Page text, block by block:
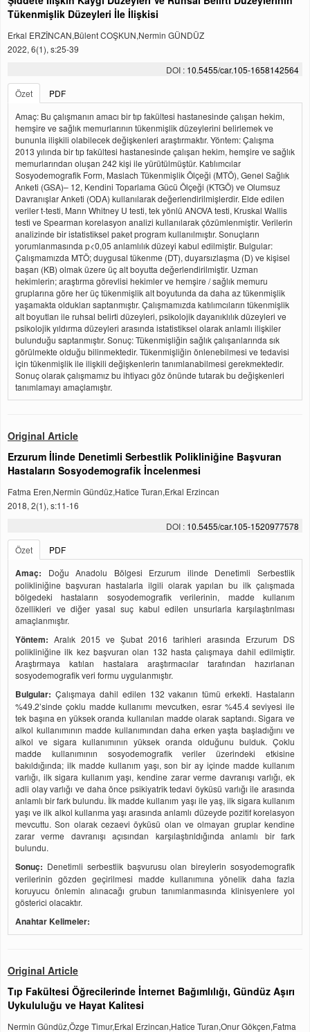
Tükenmişlik Düzeyleri İle İlişkisi
Erkal ERZİNCAN,Bülent COŞKUN,Nermin GÜNDÜZ
2022, 6(1), s:25-39
DOI : 10.5455/car.105-1658142564
Özet
PDF
Amaç: Bu çalışmanın amacı bir tıp fakültesi hastanesinde çalışan hekim,
hemşire ve sağlık memurlarının tükenmişlik düzeylerini belirlemek ve
bununla ilişkili olabilecek değişkenleri araştırmaktır. Yöntem: Çalışma
2013 yılında bir tıp fakültesi hastanesinde çalışan hekim, hemşire ve sağlık
memurlarından oluşan 242 kişi ile yürütülmüştür. Katılımcılar
Sosyodemografik Form, Maslach Tükenmişlik Ölçeği (MTÖ), Genel Sağlık
Anketi (GSA)– 12, Kendini Toparlama Gücü Ölçeği (KTGÖ) ve Olumsuz
Davranışlar Anketi (ODA) kullanılarak değerlendirilmişlerdir. Elde edilen
veriler t-testi, Mann Whitney U testi, tek yönlü ANOVA testi, Kruskal Wallis
testi ve Spearman korelasyon analizi kullanılarak çözümlenmiştir. Verilerin
analizinde bir istatistiksel paket program kullanılmıştır. Sonuçların
yorumlanmasında p<0,05 anlamlılık düzeyi kabul edilmiştir. Bulgular:
Çalışmamızda MTÖ; duygusal tükenme (DT), duyarsızlaşma (D) ve kişisel
başarı (KB) olmak üzere üç alt boyutta değerlendirilmiştir. Uzman
hekimlerin; araştırma görevlisi hekimler ve hemşire / sağlık memuru
gruplarına göre her üç tükenmişlik alt boyutunda da daha az tükenmişlik
yaşamakta oldukları saptanmıştır. Çalışmamızda katılımcıların tükenmişlik
alt boyutları ile ruhsal belirti düzeyleri, psikolojik dayanıklılık düzeyleri ve
psikolojik yıldırma düzeyleri arasında istatistiksel olarak anlamlı ilişkiler
bulunduğu saptanmıştır. Sonuç: Tükenmişliğin sağlık çalışanlarında sık
görülmekte olduğu bilinmektedir. Tükenmişliğin önlenebilmesi ve tedavisi
için tükenmişlik ile ilişkili değişkenlerin tanımlanabilmesi gerekmektedir.
Sonuç olarak çalışmamız bu ihtiyacı göz önünde tutarak bu değişkenleri
tanımlamayı amaçlamıştır.
Original Article
Erzurum İlinde Denetimli Serbestlik Polikliniğine Başvuran
Hastaların Sosyodemografik İncelenmesi
Fatma Eren,Nermin Gündüz,Hatice Turan,Erkal Erzincan
2018, 2(1), s:11-16
DOI : 10.5455/car.105-1520977578
Özet
PDF
Amaç:
Doğu Anadolu Bölgesi Erzurum ilinde Denetimli Serbestlik
polikliniğine başvuran hastalarla ilgili olarak yapılan bu ilk çalışmada
bölgedeki hastaların sosyodemografik verilerinin, madde kullanım
özellikleri ve diğer yasal suç kabul edilen unsurlarla karşılaştırılması
amaçlanmıştır.
Yöntem: Aralık 2015 ve Şubat 2016 tarihleri arasında Erzurum DS
polikliniğine ilk kez başvuran olan 132 hasta çalışmaya dahil edilmiştir.
Araştırmaya katılan hastalara araştırmacılar tarafından hazırlanan
sosyodemografik veri formu uygulanmıştır.
Bulgular: Çalışmaya dahil edilen 132 vakanın tümü erkekti. Hastaların
%49.2’sinde çoklu madde kullanımı mevcutken, esrar %45.4 seviyesi ile
tek başına en yüksek oranda kullanılan madde olarak saptandı. Sigara ve
alkol kullanımının madde kullanımından daha erken yaşta başladığını ve
alkol ve sigara kullanımının yüksek oranda olduğunu bulduk. Çoklu
madde kullanımının sosyodemografik veriler üzerindeki etkisine
bakıldığında; ilk madde kullanım yaşı, son bir ay içinde madde kullanım
varlığı, ilk sigara kullanım yaşı, kendine zarar verme davranışı varlığı, ek
adli olay varlığı ve daha önce psikiyatrik tedavi öyküsü varlığı ile arasında
anlamlı bir fark bulundu. İlk madde kullanım yaşı ile yaş, ilk sigara kullanım
yaşı ve ilk alkol kullanma yaşı arasında anlamlı düzeyde pozitif korelasyon
mevcuttu. Son olarak cezaevi öyküsü olan ve olmayan gruplar kendine
zarar verme davranışı açısından karşılaştırıldığında anlamlı bir fark
bulundu.
Sonuç: Denetimli serbestlik başvurusu olan bireylerin sosyodemografik
verilerinin gözden geçirilmesi madde kullanımına yönelik daha fazla
koruyucu önlemin alınacağı grubun tanımlanmasında klinisyenlere yol
gösterici olacaktır.
Anahtar Kelimeler:
Original Article
Tıp Fakültesi Öğrecilerinde İnternet Bağımlılığı, Gündüz Aşırı
Uykululuğu ve Hayat Kalitesi
Nermin Gündüz,Özge Timur,Erkal Erzincan,Hatice Turan,Onur Gökçen,Fatma